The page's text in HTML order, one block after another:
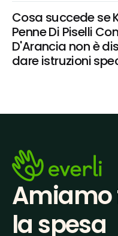
Cosa succede se
Penne Di Piselli
D'Arancia non è
dare istruzioni
Amiamo
la spesa